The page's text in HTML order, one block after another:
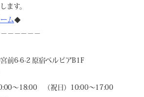
ます。
ム◆
－－－－－
前6-6-2 原宿ベルピアB1F
～18:00 （祝日）10:00～17:00